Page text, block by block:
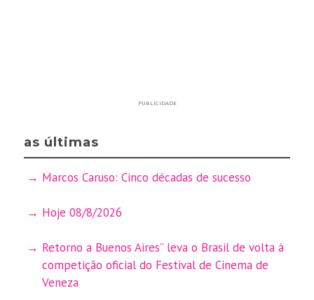
PUBLICIDADE
as últimas
Marcos Caruso: Cinco décadas de sucesso
Hoje 08/8/2026
Retorno a Buenos Aires” leva o Brasil de volta à
competição oficial do Festival de Cinema de
Veneza